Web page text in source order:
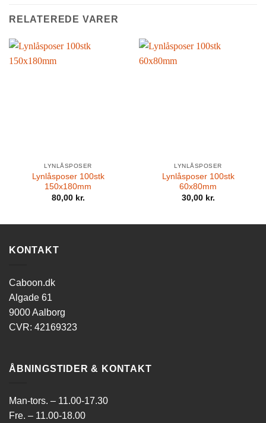
RELATEREDE VARER
LYNLÅSPOSER
Lynlåsposer 100stk
150x180mm
80,00 kr.
LYNLÅSPOSER
Lynlåsposer 100stk
60x80mm
30,00 kr.
KONTAKT
Caboon.dk
Algade 61
9000 Aalborg
CVR: 42169323
ÅBNINGSTIDER & KONTAKT
Man-tors. – 11.00-17.30
Fre. – 11.00-18.00